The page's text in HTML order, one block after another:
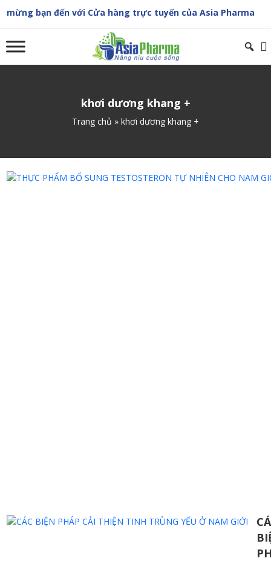
to
content
đến với Cửa hàng trực tuyến của Asia Pharma
khơi dương khang +
Trang chủ » khơi dương khang +